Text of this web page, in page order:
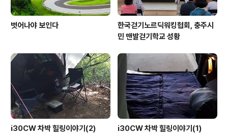
벗어나야 보인다
한국걷기노르딕워킹협회, 충주시
민 맨발걷기학교 성황
i30CW 차박 힐링이야기(2) i30CW 차박 힐링이야기(1)